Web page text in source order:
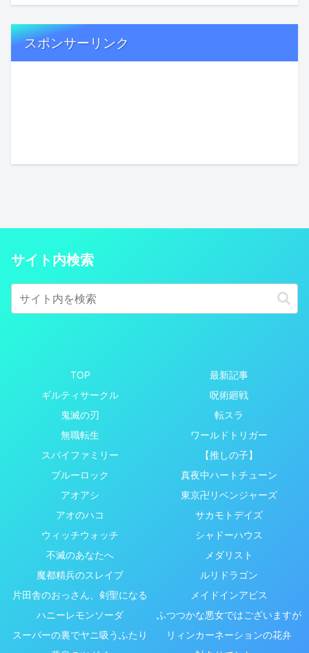
スポンサーリンク
サイト内検索
TOP
最新記事
ギルティサークル
呪術廻戦
鬼滅の刃
転スラ
無職転生
ワールドトリガー
スパイファミリー
【推しの子】
ブルーロック
真夜中ハートチューン
アオアシ
東京卍リベンジャーズ
アオのハコ
サカモトデイズ
ウィッチウォッチ
シャドーハウス
不滅のあなたへ
メダリスト
魔都精兵のスレイブ
ルリドラゴン
片田舎のおっさん、剣聖になる
メイドインアビス
ハニーレモンソーダ
ふつつかな悪女ではございますが
スーパーの裏でヤニ吸うふたり
リィンカーネーションの花弁